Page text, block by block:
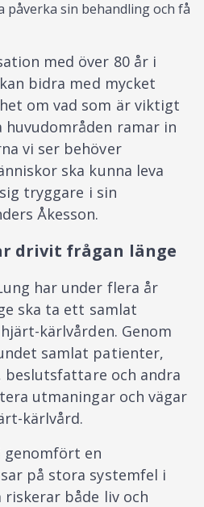
påverka sin behandling och få
med över 80 år i
bidra med mycket
om vad som är viktigt
ramar in
vi ser behöver
ska kunna leva
tryggare i sin
Åkesson.
drivit frågan länge
har under flera år
ska ta ett samlat
kärlvården. Genom
samlat patienter,
beslutsfattare och andra
utmaningar och vägar
kärlvård.
genomfört en
på stora systemfel i
både liv och